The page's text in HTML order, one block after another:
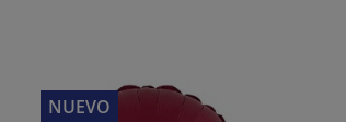
NUEVO